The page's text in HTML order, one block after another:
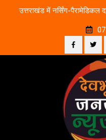
उत्तराखंड में नर्सिंग-
Facebook